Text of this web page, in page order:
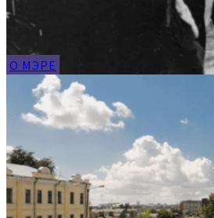
О МЭРЕ